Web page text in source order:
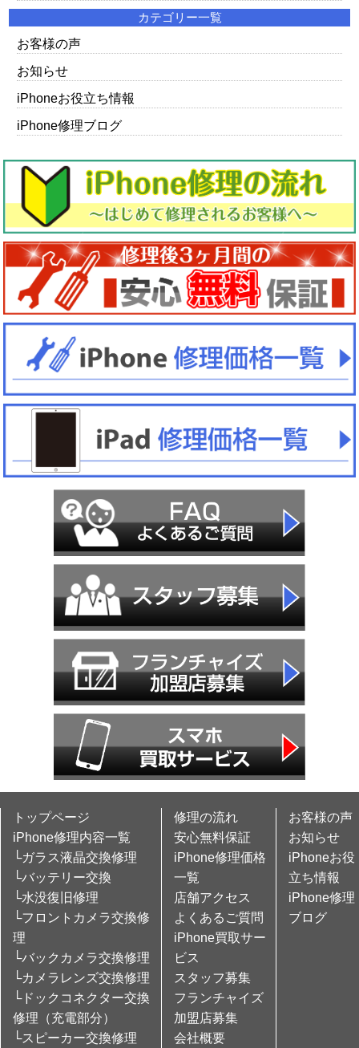
カテゴリー一覧
お客様の声
お知らせ
iPhoneお役立ち情報
iPhone修理ブログ
トップページ
iPhone修理内容一覧
└ガラス液晶交換修理
└バッテリー交換
└水没復旧修理
└フロントカメラ交換修
理
└バックカメラ交換修理
└カメラレンズ交換修理
└ドックコネクター交換
修理（充電部分）
└スピーカー交換修理
修理の流れ
安心無料保証
iPhone修理価格
一覧
店舗アクセス
よくあるご質問
iPhone買取サー
ビス
スタッフ募集
フランチャイズ
加盟店募集
会社概要
お客様の声
お知らせ
iPhoneお役
立ち情報
iPhone修理
ブログ